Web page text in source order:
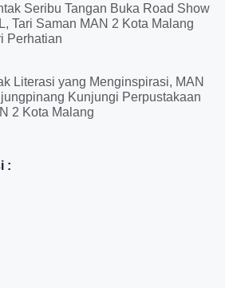
Seribu Tangan Buka Road Show
Tari Saman MAN 2 Kota Malang
Perhatian
Literasi yang Menginspirasi, MAN
Kunjungi Perpustakaan
2 Kota Malang
: